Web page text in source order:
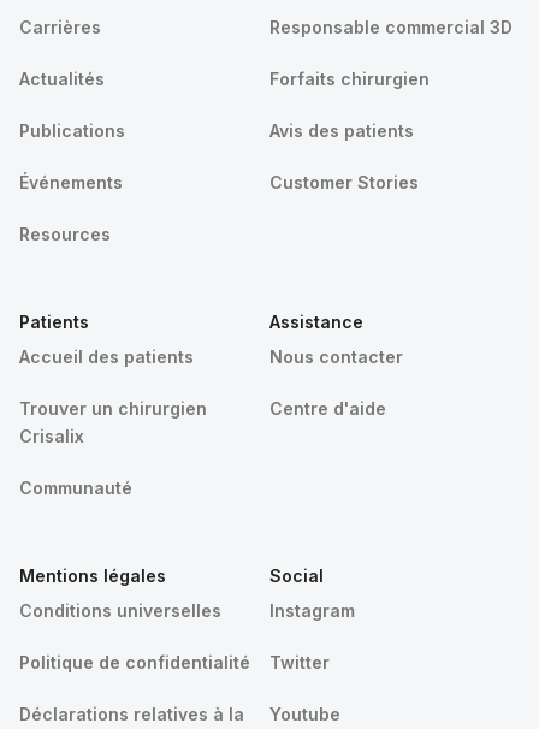
Carrières
Actualités
Publications
Événements
Resources
Responsable commercial 3D
Forfaits chirurgien
Avis des patients
Customer Stories
Patients
Accueil des patients
Trouver un chirurgien
Crisalix
Communauté
Assistance
Nous contacter
Centre d'aide
Mentions légales
Conditions universelles
Politique de confidentialité
Déclarations relatives à la
Social
Instagram
Twitter
Youtube